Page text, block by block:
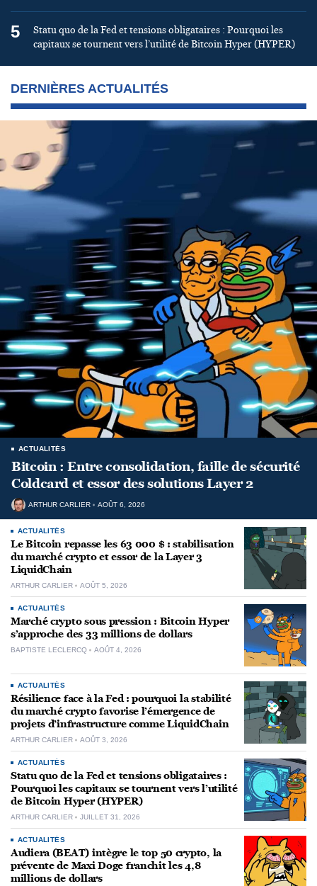
5
Statu quo de la Fed et tensions obligataires : Pourquoi les
capitaux se tournent vers l’utilité de Bitcoin Hyper (HYPER)
DERNIÈRES ACTUALITÉS
ACTUALITÉS
Bitcoin : Entre consolidation, faille de sécurité
Coldcard et essor des solutions Layer 2
ARTHUR CARLIER AOÛT 6, 2026
ACTUALITÉS
Le Bitcoin repasse les 63 000 $ : stabilisation
du marché crypto et essor de la Layer 3
LiquidChain
ARTHUR CARLIER AOÛT 5, 2026
ACTUALITÉS
Marché crypto sous pression : Bitcoin Hyper
s’approche des 33 millions de dollars
BAPTISTE LECLERCQ AOÛT 4, 2026
ACTUALITÉS
Résilience face à la Fed : pourquoi la stabilité
du marché crypto favorise l’émergence de
projets d’infrastructure comme LiquidChain
ARTHUR CARLIER AOÛT 3, 2026
ACTUALITÉS
Statu quo de la Fed et tensions obligataires :
Pourquoi les capitaux se tournent vers l’utilité
de Bitcoin Hyper (HYPER)
ARTHUR CARLIER JUILLET 31, 2026
ACTUALITÉS
Audiera (BEAT) intègre le top 50 crypto, la
prévente de Maxi Doge franchit les 4,8
millions de dollars